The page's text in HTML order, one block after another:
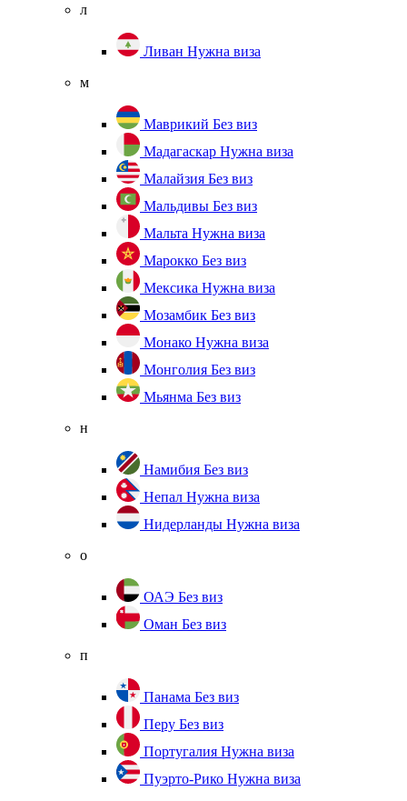
л
Ливан Нужна виза
м
Маврикий Без виз
Мадагаскар Нужна виза
Малайзия Без виз
Мальдивы Без виз
Мальта Нужна виза
Марокко Без виз
Мексика Нужна виза
Мозамбик Без виз
Монако Нужна виза
Монголия Без виз
Мьянма Без виз
н
Намибия Без виз
Непал Нужна виза
Нидерланды Нужна виза
о
ОАЭ Без виз
Оман Без виз
п
Панама Без виз
Перу Без виз
Португалия Нужна виза
Пуэрто-Рико Нужна виза